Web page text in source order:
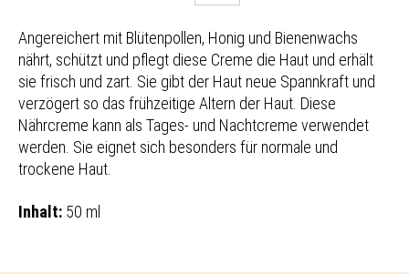
Angereichert mit Blütenpollen, Honig und Bienenwachs
nährt, schützt und pflegt diese Creme die Haut und erhält
sie frisch und zart. Sie gibt der Haut neue Spannkraft und
verzögert so das frühzeitige Altern der Haut. Diese
Nährcreme kann als Tages- und Nachtcreme verwendet
werden. Sie eignet sich besonders für normale und
trockene Haut.
Inhalt: 50 ml